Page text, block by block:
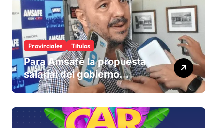
Provinciales Titulos
Para Amsafé la propuesta
salarial del gobierno
«queda corta» y el viernes
rechaza